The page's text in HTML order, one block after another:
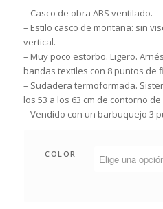
– Casco de obra ABS ventilado.
– Estilo casco de montaña: sin
vertical.
– Muy poco estorbo. Ligero.
bandas textiles con 8 puntos de
– Sudadera termoformada.
los 53 a los 63 cm de contorno
– Vendido con un barbuquejo 3
COLOR